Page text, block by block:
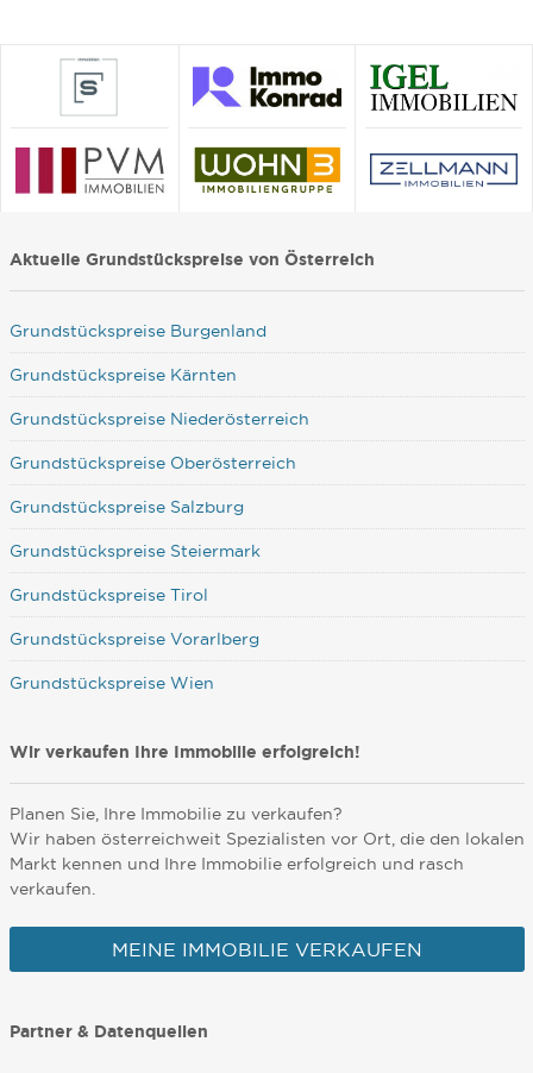
Aktuelle Grundstückspreise von Österreich
Grundstückspreise Burgenland
Grundstückspreise Kärnten
Grundstückspreise Niederösterreich
Grundstückspreise Oberösterreich
Grundstückspreise Salzburg
Grundstückspreise Steiermark
Grundstückspreise Tirol
Grundstückspreise Vorarlberg
Grundstückspreise Wien
Wir verkaufen Ihre Immobilie erfolgreich!
Planen Sie, Ihre Immobilie zu verkaufen?
Wir haben österreichweit Spezialisten vor Ort, die den lokalen
Markt kennen und Ihre Immobilie erfolgreich und rasch
verkaufen.
MEINE IMMOBILIE VERKAUFEN
Partner & Datenquellen